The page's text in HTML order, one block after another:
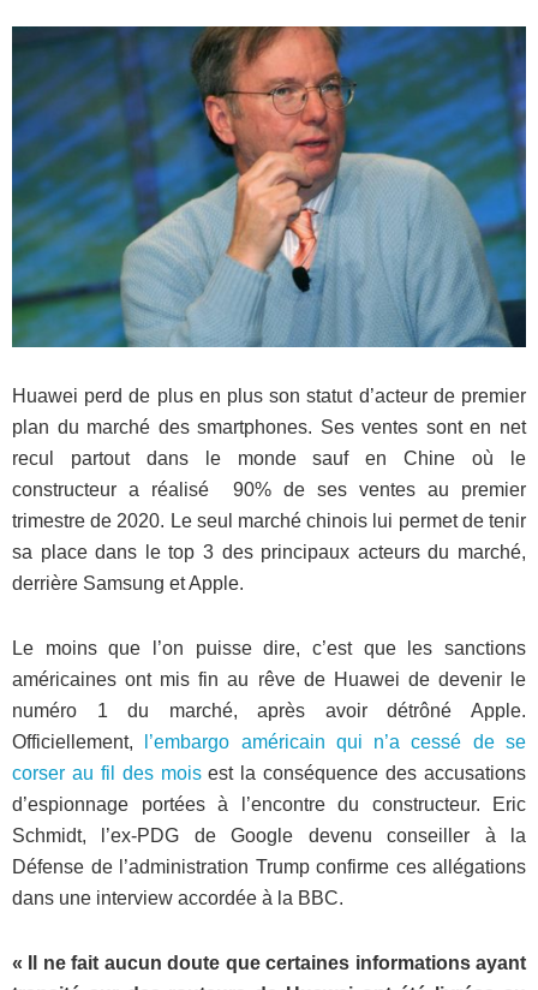
Huawei perd de plus en plus son statut d’acteur de premier
plan du marché des smartphones. Ses ventes sont en net
recul partout dans le monde sauf en Chine où le
constructeur a réalisé 90% de ses ventes au premier
trimestre de 2020. Le seul marché chinois lui permet de tenir
sa place dans le top 3 des principaux acteurs du marché,
derrière Samsung et Apple.
Le moins que l’on puisse dire, c’est que les sanctions
américaines ont mis fin au rêve de Huawei de devenir le
numéro 1 du marché, après avoir détrôné Apple.
Officiellement,
l’embargo américain qui n’a cessé de se
corser au fil des moisest la conséquence des accusations
d’espionnage portées à l’encontre du constructeur. Eric
Schmidt, l’ex-PDG de Google devenu conseiller à la
Défense de l’administration Trump confirme ces allégations
dans une interview accordée à la BBC.
« I
l ne fait aucun doute que certaines informations ayant